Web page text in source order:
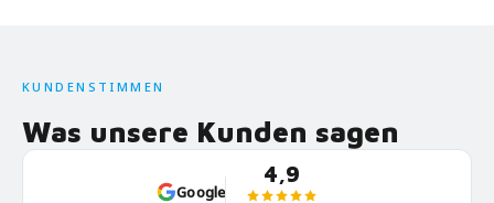
KUNDENSTIMMEN
Was unsere Kunden sagen
Google
4,9